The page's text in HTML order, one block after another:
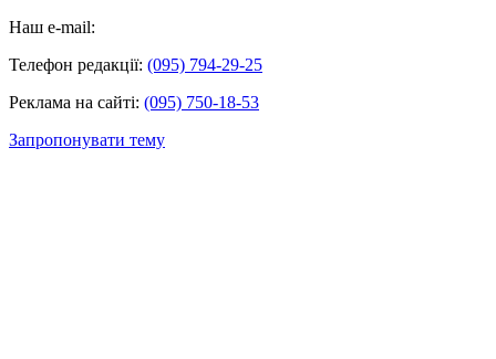
Наш e-mail:
Телефон редакції: (095) 794-29-25
Реклама на сайті: (095) 750-18-53
Запропонувати тему